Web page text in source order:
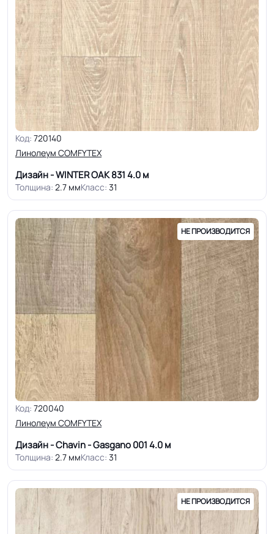
Код: 720140
Линолеум COMFYTEX
Дизайн - WINTER OAK 8314.0 м
Толщина: 2.7 ммКласс: 31
НЕ ПРОИЗВОДИТСЯ
Код: 720040
Линолеум COMFYTEX
Дизайн - Chavin - Gasgano 0014.0 м
Толщина: 2.7 ммКласс: 31
НЕ ПРОИЗВОДИТСЯ